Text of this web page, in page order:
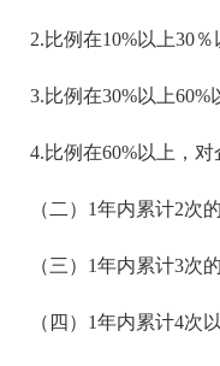
2.比例在10%以上30％
3.比例在30%以上60%以
4.比例在60%以上，对
（二）1年内累计2次的
（三）1年内累计3次的
（四）1年内累计4次以